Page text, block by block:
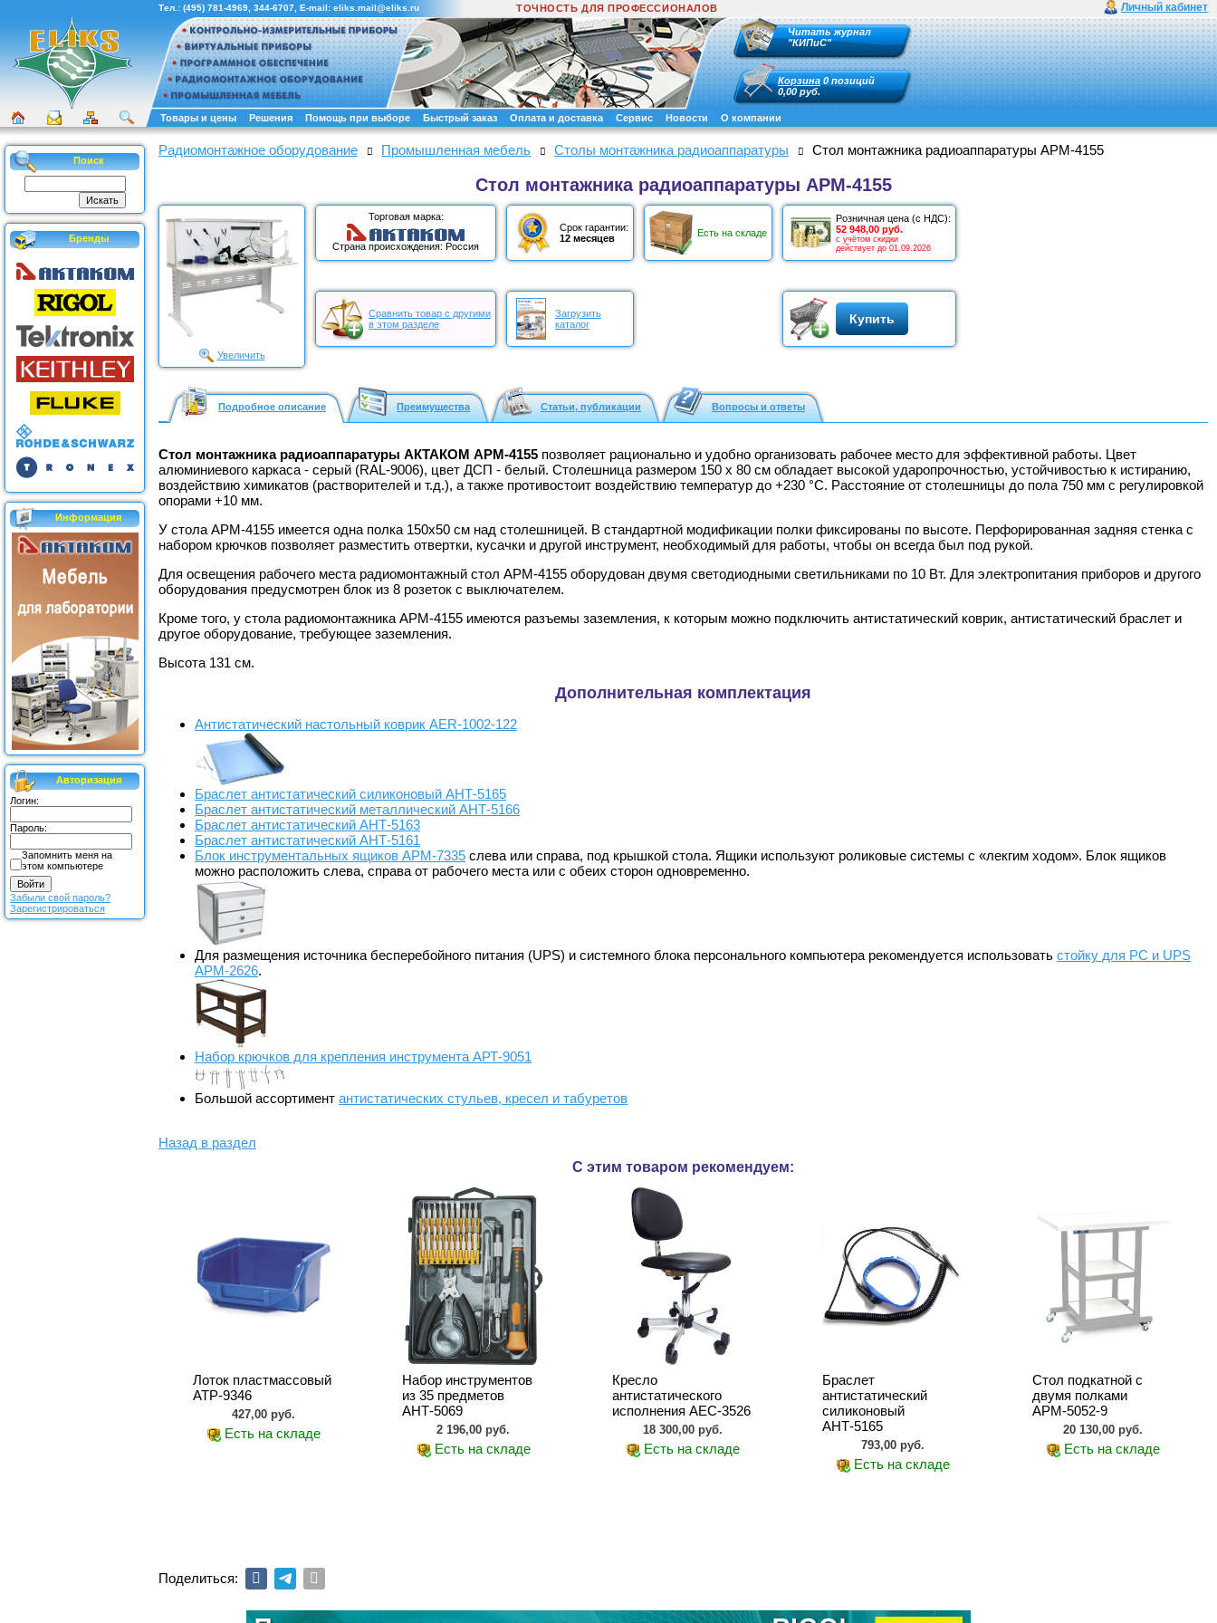
Личный кабинет
Тел.: (495) 781-4969 344-6707 , E-mail: eliks.mail@eliks.ru ТОЧНОСТЬ ДЛЯ ПРОФЕССИОНАЛОВ
Читать журнал
"КИПиС"
Корзина 0 позиций
0,00 руб.
Товары и цены Решения Помощь при выборе Быстрый заказ Оплата и доставка Сервис Новости О компании
Поиск
Бренды
Информация
Авторизация
Логин:
Пароль:
Запомнить меня на
этом компьютере
Забыли свой пароль?
Зарегистрироваться
Радиомонтажное оборудование Промышленная мебель Столы монтажника радиоаппаратуры Стол монтажника радиоаппаратуры АРМ-4155
Стол монтажника радиоаппаратуры АРМ-4155
Увеличить
Торговая марка:
Страна происхождения: Россия
Срок гарантии:
12 месяцев
Есть на складе
Розничная цена (с НДС):
52 948,00 руб.
с учётом скидки
действует до 01.09.2026
Сравнить товар с другими
в этом разделе
Загрузить
каталог
Купить
Подробное описание Преимущества Статьи, публикации Вопросы и ответы
Стол монтажника радиоаппаратуры АКТАКОМ АРМ-4155 позволяет рационально и удобно организовать рабочее место для эффективной работы. Цвет
алюминиевого каркаса - серый (RAL-9006), цвет ДСП - белый. Столешница размером 150 x 80 см обладает высокой ударопрочностью, устойчивостью к истиранию,
воздействию химикатов (растворителей и т.д.), а также противостоит воздействию температур до +230 °C. Расстояние от столешницы до пола 750 мм с регулировкой
опорами +10 мм.
У стола АРМ-4155 имеется одна полка 150x50 см над столешницей. В стандартной модификации полки фиксированы по высоте. Перфорированная задняя стенка с
набором крючков позволяет разместить отвертки, кусачки и другой инструмент, необходимый для работы, чтобы он всегда был под рукой.
Для освещения рабочего места радиомонтажный стол АРМ-4155 оборудован двумя светодиодными светильниками по 10 Вт. Для электропитания приборов и другого
оборудования предусмотрен блок из 8 розеток с выключателем.
Кроме того, у стола радиомонтажника АРМ-4155 имеются разъемы заземления, к которым можно подключить антистатический коврик, антистатический браслет и
другое оборудование, требующее заземления.
Высота 131 см.
Дополнительная комплектация
Антистатический настольный коврик AER-1002-122
Браслет антистатический силиконовый АНТ-5165
Браслет антистатический металлический АНТ-5166
Браслет антистатический АНТ-5163
Браслет антистатический АНТ-5161
Блок инструментальных ящиков АРМ-7335 слева или справа, под крышкой стола. Ящики используют роликовые системы с «лекгим ходом». Блок ящиков
можно расположить слева, справа от рабочего места или с обеих сторон одновременно.
Для размещения источника бесперебойного питания (UPS) и системного блока персонального компьютера рекомендуется использовать стойку для PС и UPS
АРМ-2626.
Набор крючков для крепления инструмента АРТ-9051
Большой ассортимент антистатических стульев, кресел и табуретов
Назад в раздел
С этим товаром рекомендуем:
Лоток пластмассовый
АТР-9346
427,00 руб.
Есть на складе
Набор инструментов
из 35 предметов
АНТ-5069
2 196,00 руб.
Есть на складе
Кресло
антистатического
исполнения АЕС-3526
18 300,00 руб.
Есть на складе
Браслет
антистатический
силиконовый
АНТ-5165
793,00 руб.
Есть на складе
Стол подкатной с
двумя полками
АРМ-5052-9
20 130,00 руб.
Есть на складе
Поделиться: